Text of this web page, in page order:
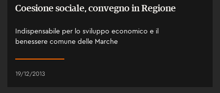
Coesione sociale, convegno in Regione
Indispensabile per lo sviluppo economico e il
benessere comune delle Marche
19/12/2013